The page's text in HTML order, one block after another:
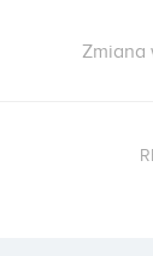
Zmiana